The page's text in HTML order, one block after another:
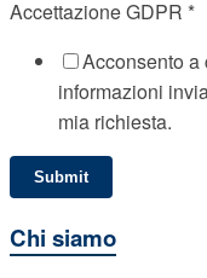
Accettazione GDPR *
Acconsento a
informazioni
mia richiesta.
Submit
Chi siamo